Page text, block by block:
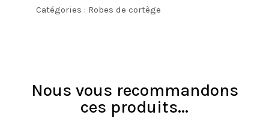
Catégories : Robes de cortège
Nous vous recommandons
ces produits...